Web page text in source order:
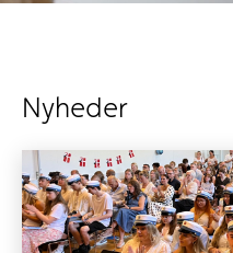
Nyheder